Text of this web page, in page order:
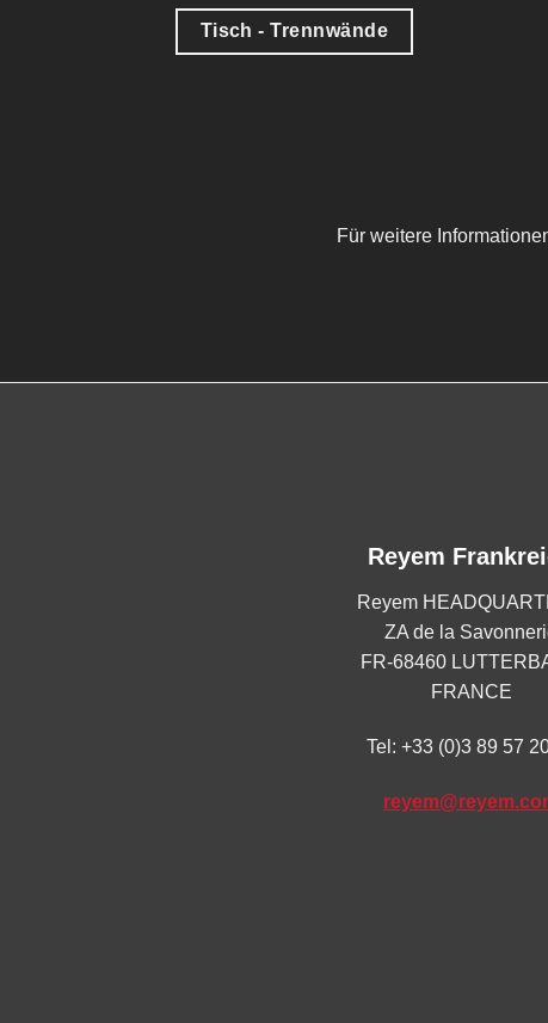
Tisch - Trennwände
Für weitere
Reyem
Reyem
ZA de la
FR-68460
FRANCE
Tel: +33 (0)3 89 57